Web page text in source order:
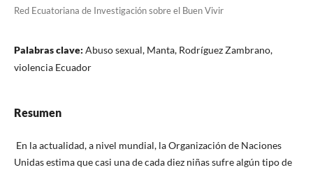
Red Ecuatoriana de Investigación sobre el Buen Vivir
Palabras clave: Abuso sexual, Manta, Rodríguez Zambrano,
violencia Ecuador
Resumen
En la actualidad, a nivel mundial, la Organización de Naciones
Unidas estima que casi una de cada diez niñas sufre algún tipo de